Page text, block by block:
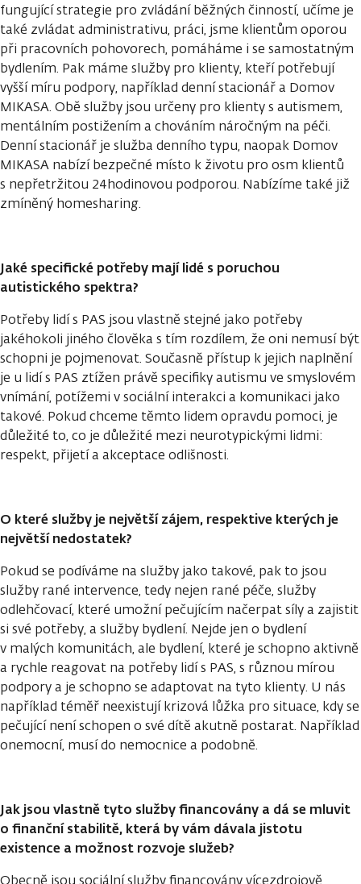
fungující strategie pro zvládání běžných činností, učíme je
také zvládat administrativu, práci, jsme klientům oporou
při pracovních pohovorech, pomáháme i se samostatným
bydlením. Pak máme služby pro klienty, kteří potřebují
vyšší míru podpory, například denní stacionář a Domov
MIKASA. Obě služby jsou určeny pro klienty s autismem,
mentálním postižením a chováním náročným na péči.
Denní stacionář je služba denního typu, naopak Domov
MIKASA nabízí bezpečné místo k životu pro osm klientů
s nepřetržitou 24hodinovou podporou. Nabízíme také již
zmíněný homesharing.
Jaké specifické potřeby mají lidé s poruchou
autistického spektra?
Potřeby lidí s PAS jsou vlastně stejné jako potřeby
jakéhokoli jiného člověka s tím rozdílem, že oni nemusí být
schopni je pojmenovat. Současně přístup k jejich naplnění
je u lidí s PAS ztížen právě specifiky autismu ve smyslovém
vnímání, potížemi v sociální interakci a komunikaci jako
takové. Pokud chceme těmto lidem opravdu pomoci, je
důležité to, co je důležité mezi neurotypickými lidmi:
respekt, přijetí a akceptace odlišnosti.
O které služby je největší zájem, respektive kterých je
největší nedostatek?
Pokud se podíváme na služby jako takové, pak to jsou
služby rané intervence, tedy nejen rané péče, služby
odlehčovací, které umožní pečujícím načerpat síly a zajistit
si své potřeby, a služby bydlení. Nejde jen o bydlení
v malých komunitách, ale bydlení, které je schopno aktivně
a rychle reagovat na potřeby lidí s PAS, s různou mírou
podpory a je schopno se adaptovat na tyto klienty. U nás
například téměř neexistují krizová lůžka pro situace, kdy se
pečující není schopen o své dítě akutně postarat. Například
onemocní, musí do nemocnice a podobně.
Jak jsou vlastně tyto služby financovány a dá se mluvit
o finanční stabilitě, která by vám dávala jistotu
existence a možnost rozvoje služeb?
Obecně jsou sociální služby financovány vícezdrojově.